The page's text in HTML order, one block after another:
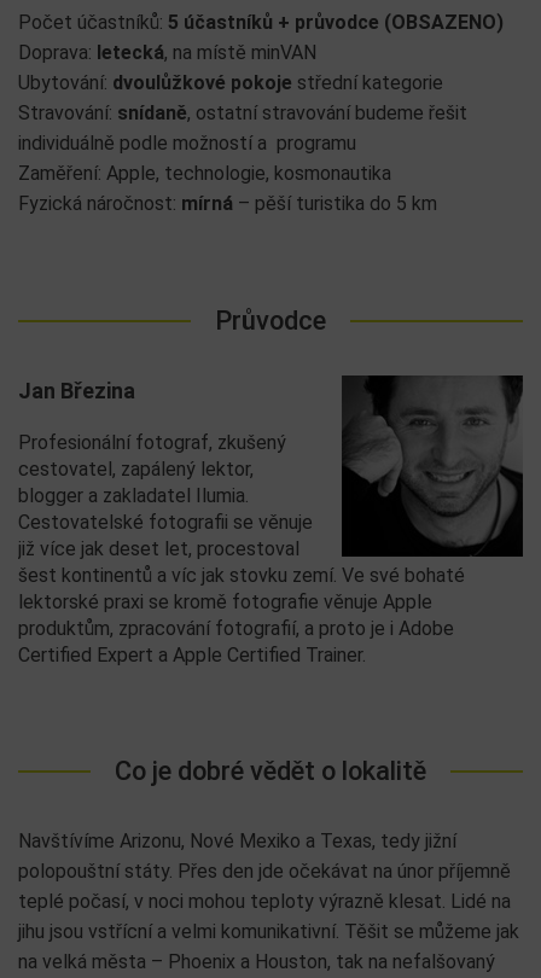
Počet účastníků: 5 účastníků + průvodce (OBSAZENO)
Doprava: letecká, na místě minVAN
Ubytování: dvoulůžkové pokoje střední kategorie
Stravování: snídaně, ostatní stravování budeme řešit
individuálně podle možností a programu
Zaměření: Apple, technologie, kosmonautika
Fyzická náročnost: mírná – pěší turistika do 5 km
Průvodce
Jan Březina
Profesionální fotograf, zkušený
cestovatel, zapálený lektor,
blogger a zakladatel Ilumia.
Cestovatelské fotografii se věnuje
již více jak deset let, procestoval
šest kontinentů a víc jak stovku zemí. Ve své bohaté
lektorské praxi se kromě fotografie věnuje Apple
produktům, zpracování fotografií, a proto je i Adobe
Certified Expert a Apple Certified Trainer.
Co je dobré vědět o lokalitě
Navštívíme Arizonu, Nové Mexiko a Texas, tedy jižní
polopouštní státy. Přes den jde očekávat na únor příjemně
teplé počasí, v noci mohou teploty výrazně klesat. Lidé na
jihu jsou vstřícní a velmi komunikativní. Těšit se můžeme jak
na velká města – Phoenix a Houston, tak na nefalšovaný